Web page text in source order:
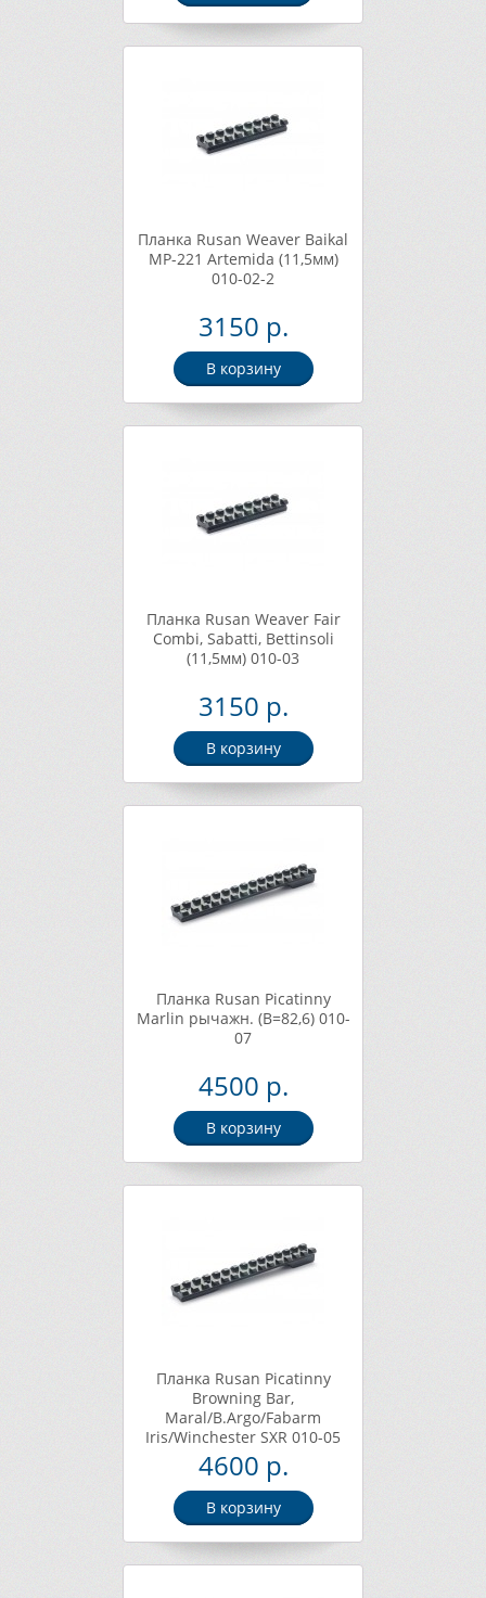
Планка Rusan Weaver Baikal
MP-221 Artemida (11,5мм)
010-02-2
3150 р.
В корзину
Планка Rusan Weaver Fair
Combi, Sabatti, Bettinsoli
(11,5мм) 010-03
3150 р.
В корзину
Планка Rusan Picatinny
Marlin рычажн. (B=82,6) 010-
07
4500 р.
В корзину
Планка Rusan Picatinny
Browning Bar,
Maral/B.Argo/Fabarm
Iris/Winchester SXR 010-05
4600 р.
В корзину